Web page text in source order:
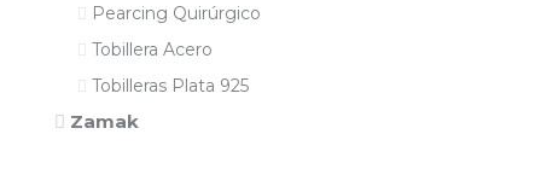
Pearcing Quirúrgico
Tobillera Acero
Tobilleras Plata 925
Zamak